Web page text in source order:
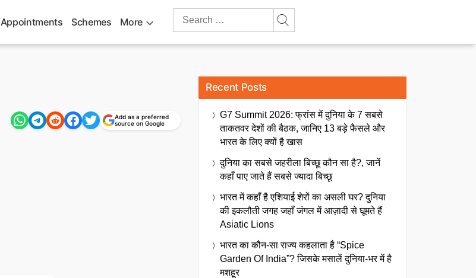
Appointments Schemes More
Search
Add as a preferred
source on Google
Recent Posts
G7 Summit 2026: फ्रांस में दुनिया के 7 सबसे
ताकतवर देशों की बैठक, जानिए 13 बड़े फैसले और
भारत के लिए क्यों है खास
दुनिया का सबसे जहरीला बिच्छू कौन सा है?, जानें
कहाँ पाए जाते हैं सबसे ज्यादा बिच्छू
भारत में कहाँ है एशियाई शेरों का असली घर? दुनिया
की इकलौती जगह जहाँ जंगल में आज़ादी से घूमते हैं
Asiatic Lions
भारत का कौन-सा राज्य कहलाता है “Spice
Garden Of India”? जिसके मसालें दुनिया-भर में है
मशहूर